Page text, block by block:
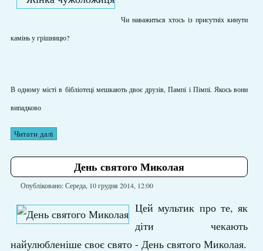
Чи наважиться хтось із присутніх кинути
камінь у грішницю?
В одному місті в бібліотеці мешкають двоє друзів, Пампі і Пімпі. Якось вони
випадково
Читати далі
День святого Миколая
Опубліковано: Середа, 10 грудня 2014, 12:00
Цей мультик про те, як
діти чекають
найулюбленіше своє свято - День святого Миколая.